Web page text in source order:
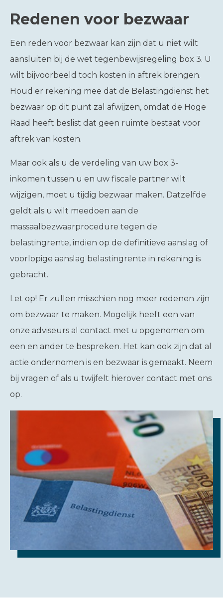
Redenen voor bezwaar
Een reden voor bezwaar kan zijn dat u niet wilt
aansluiten bij de wet tegenbewijsregeling box 3. U
wilt bijvoorbeeld toch kosten in aftrek brengen.
Houd er rekening mee dat de Belastingdienst het
bezwaar op dit punt zal afwijzen, omdat de Hoge
Raad heeft beslist dat geen ruimte bestaat voor
aftrek van kosten.
Maar ook als u de verdeling van uw box 3-
inkomen tussen u en uw fiscale partner wilt
wijzigen, moet u tijdig bezwaar maken. Datzelfde
geldt als u wilt meedoen aan de
massaalbezwaarprocedure tegen de
belastingrente, indien op de definitieve aanslag of
voorlopige aanslag belastingrente in rekening is
gebracht.
Let op! Er zullen misschien nog meer redenen zijn
om bezwaar te maken. Mogelijk heeft een van
onze adviseurs al contact met u opgenomen om
een en ander te bespreken. Het kan ook zijn dat al
actie ondernomen is en bezwaar is gemaakt. Neem
bij vragen of als u twijfelt hierover contact met ons
op.